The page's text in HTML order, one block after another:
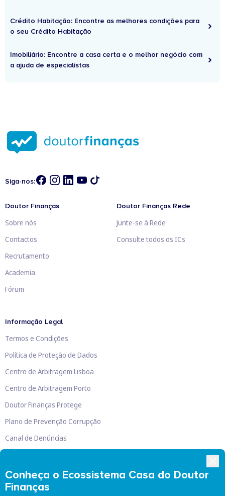
Crédito Habitação: Encontre as melhores condições para
o seu Crédito Habitação
Imobiliário: Encontre a casa certa e o melhor negócio com
a ajuda de especialistas
Conheça o Ecossistema Casa do Doutor
Finanças
Siga-nos:
Doutor Finanças
Sobre nós
Contactos
Recrutamento
Academia
Fórum
Doutor Finanças Rede
Junte-se à Rede
Consulte todos os ICs
Informação Legal
Termos e Condições
Política de Proteção de Dados
Centro de Arbitragem Lisboa
Centro de Arbitragem Porto
Doutor Finanças Protege
Plano de Prevenção Corrupção
Canal de Denúncias